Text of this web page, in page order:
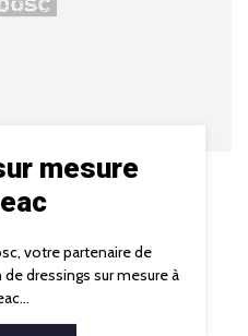
mesure
votre partenaire de
dressings sur mesure à